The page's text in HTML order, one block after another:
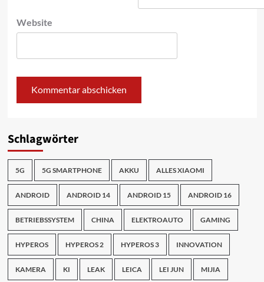
Website
Schlagwörter
5G 5G SMARTPHONE AKKU ALLES XIAOMI
ANDROID ANDROID 14 ANDROID 15 ANDROID 16
BETRIEBSSYSTEM CHINA ELEKTROAUTO GAMING
HYPEROS HYPEROS 2 HYPEROS 3 INNOVATION
KAMERA KI LEAK LEICA LEI JUN MIJIA